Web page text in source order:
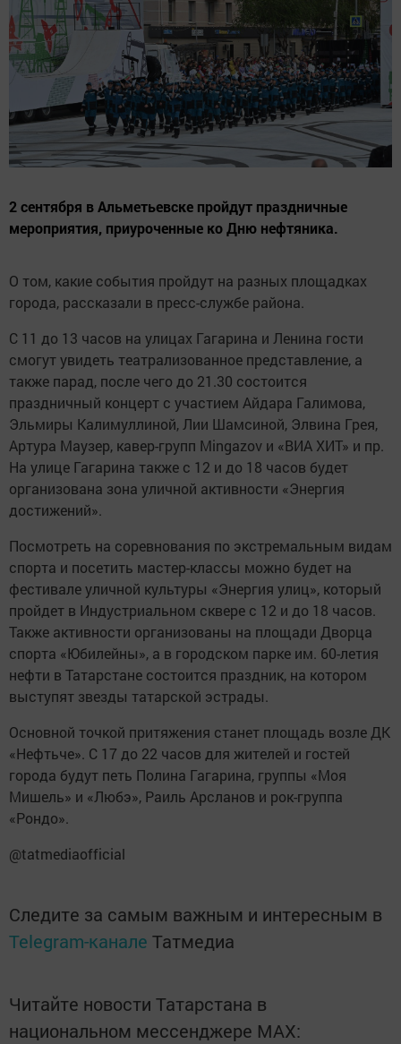
2 сентября в Альметьевске пройдут праздничные
мероприятия, приуроченные ко Дню нефтяника.
О том, какие события пройдут на разных площадках
города, рассказали в пресс-службе района.
С 11 до 13 часов на улицах Гагарина и Ленина гости
смогут увидеть театрализованное представление, а
также парад, после чего до 21.30 состоится
праздничный концерт с участием Айдара Галимова,
Эльмиры Калимуллиной, Лии Шамсиной, Элвина Грея,
Артура Маузер, кавер-групп Mingazov и «ВИА ХИТ» и пр.
На улице Гагарина также с 12 и до 18 часов будет
организована зона уличной активности «Энергия
достижений».
Посмотреть на соревнования по экстремальным видам
спорта и посетить мастер-классы можно будет на
фестивале уличной культуры «Энергия улиц», который
пройдет в Индустриальном сквере с 12 и до 18 часов.
Также активности организованы на площади Дворца
спорта «Юбилейны», а в городском парке им. 60-летия
нефти в Татарстане состоится праздник, на котором
выступят звезды татарской эстрады.
Основной точкой притяжения станет площадь возле ДК
«Нефтьче». С 17 до 22 часов для жителей и гостей
города будут петь Полина Гагарина, группы «Моя
Мишель» и «Любэ», Раиль Арсланов и рок-группа
«Рондо».
@tatmediaofficial
Следите за самым важным и интересным в
Telegram-канале Татмедиа
Читайте новости Татарстана в
национальном мессенджере MАХ: